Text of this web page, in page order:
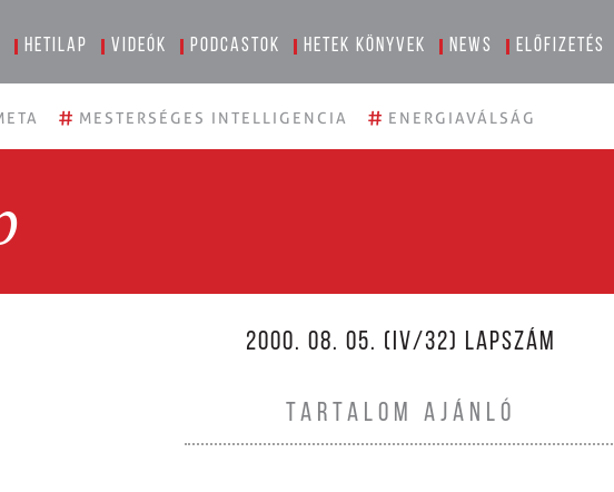
Hetilap Videók Podcastok Hetek könyvek News Előfizetés
# MESTERSÉGES INTELLIGENCIA # ENERGIAVÁLSÁG
2000. 08. 05. (IV/32) LAPSZÁM
TARTALOM AJÁNLÓ